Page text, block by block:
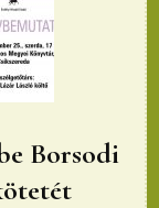
Borsodi